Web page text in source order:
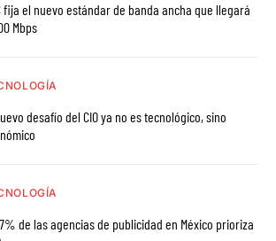
fija el nuevo estándar de banda ancha que llegará
Mbps
desafío del CIO ya no es tecnológico, sino
de las agencias de publicidad en México prioriza